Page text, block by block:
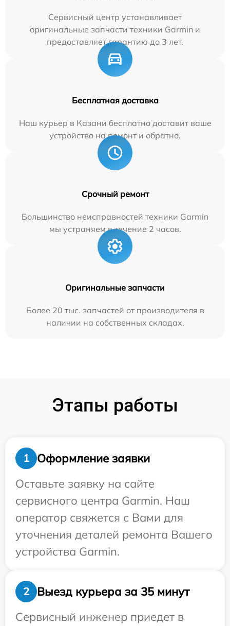
Сервисный центр устанавливает
оригинальные запчасти техники Garmin и
предоставляет гарантию до 3 лет.
Бесплатная доставка
Наш курьер в Казани бесплатно доставит ваше
устройство на ремонт и обратно.
Срочный ремонт
Большинство неисправностей техники Garmin
мы устраняем в течение 2 часов.
Оригинальные запчасти
Более 20 тыс. запчастей от производителя в
наличии на собственных складах.
Этапы работы
1
Оформление заявки
Оставьте заявку на сайте
сервисного центра Garmin. Наш
оператор свяжется с Вами для
уточнения деталей ремонта Вашего
устройства Garmin.
2
Выезд курьера за 35 минут
Сервисный инженер приедет в